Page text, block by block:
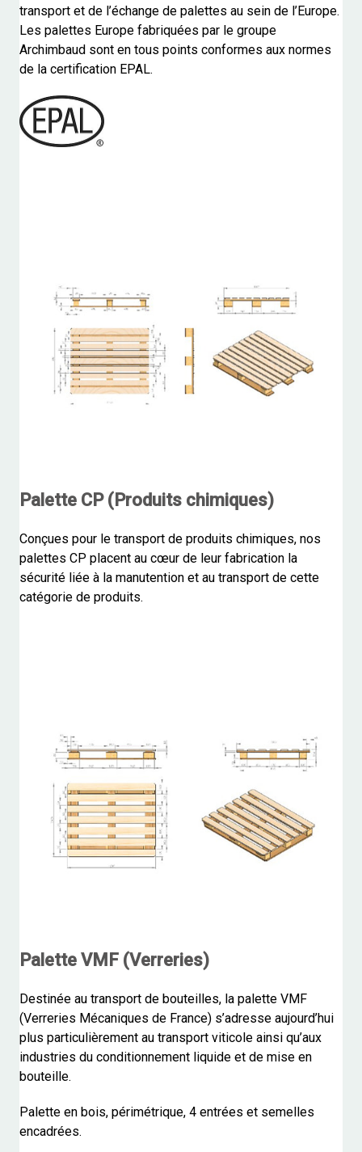
transport et de l’échange de palettes au sein de l’Europe.
Les palettes Europe fabriquées par le groupe
Archimbaud sont en tous points conformes aux normes
de la certification EPAL.
Palette CP (Produits chimiques)
Conçues pour le transport de produits chimiques, nos
palettes CP placent au cœur de leur fabrication la
sécurité liée à la manutention et au transport de cette
catégorie de produits.
Palette VMF (Verreries)
Destinée au transport de bouteilles, la palette VMF
(Verreries Mécaniques de France) s’adresse aujourd’hui
plus particulièrement au transport viticole ainsi qu’aux
industries du conditionnement liquide et de mise en
bouteille.
Palette en bois, périmétrique, 4 entrées et semelles
encadrées.